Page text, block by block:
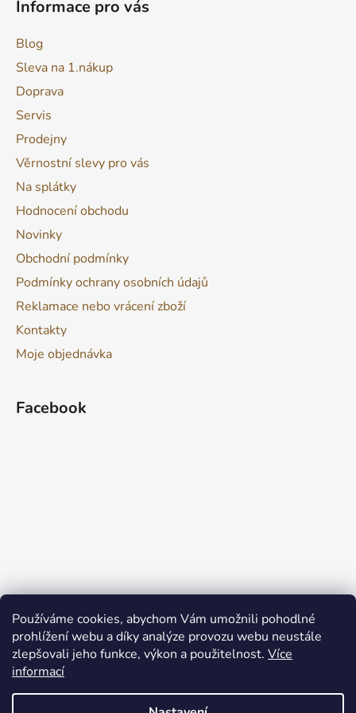
Používáme cookies, abychom Vám umožnili pohodlné
prohlížení webu a díky analýze provozu webu neustále
zlepšovali jeho funkce, výkon a použitelnost. Více
informací
Informace pro vás
Blog
Sleva na 1.nákup
Doprava
Servis
Prodejny
Věrnostní slevy pro vás
Na splátky
Hodnocení obchodu
Novinky
Obchodní podmínky
Podmínky ochrany osobních údajů
Reklamace nebo vrácení zboží
Kontakty
Moje objednávka
Facebook